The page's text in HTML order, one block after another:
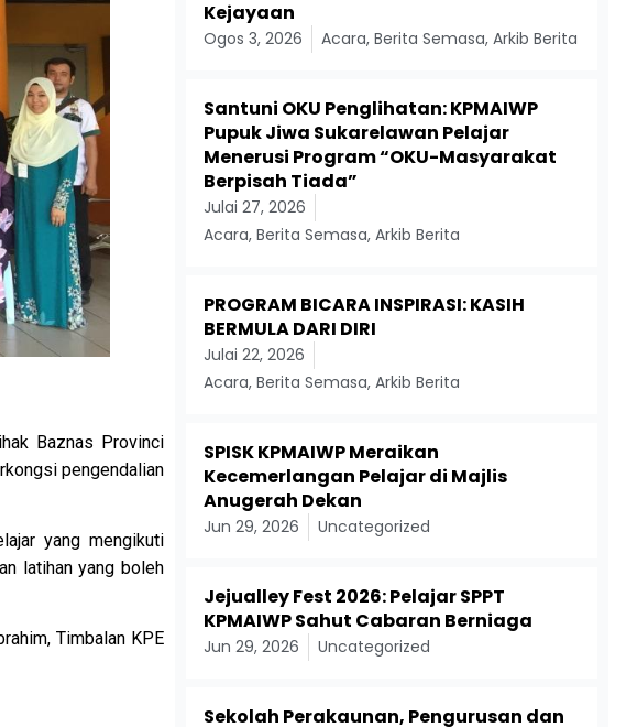
Baznas Provinci
pengendalian
yang mengikuti
latihan yang boleh
Timbalan KPE
Kejayaan
Ogos 3, 2026 Acara,Berita Semasa,Arkib Berita
Santuni OKU Penglihatan: KPMAIWP
Pupuk Jiwa Sukarelawan Pelajar
Menerusi Program “OKU-Masyarakat
Berpisah Tiada”
Julai 27, 2026
Acara,Berita Semasa,Arkib Berita
PROGRAM BICARA INSPIRASI: KASIH
BERMULA DARI DIRI
Julai 22, 2026
Acara,Berita Semasa,Arkib Berita
SPISK KPMAIWP Meraikan
Kecemerlangan Pelajar di Majlis
Anugerah Dekan
Jun 29, 2026 Uncategorized
Jejualley Fest 2026: Pelajar SPPT
KPMAIWP Sahut Cabaran Berniaga
Jun 29, 2026 Uncategorized
Sekolah Perakaunan, Pengurusan dan